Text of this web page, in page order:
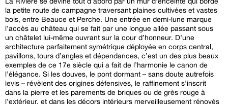
la petite route de campagne traversant plaines cultivées et vastes
bois, entre Beauce et Perche. Une entrée en demi-lune marque
l’accès au château qui se fait par une longue allée passant sous
un châtelet lui-même ouvrant sur la cour d’honneur. D’une
architecture parfaitement symétrique déployée en corps central,
pavillons, tours d’angles et dépendances, c’est un des plus beaux
exemples de ce 17e siècle qui a fait de l’harmonie le canon de
l’élégance. Si les douves, le pont dormant – sans doute autrefois
levis – révèlent des origines défensives, le raffinement s’inscrit
dans la pierre et les parements de briques ou de grès rouge à
l’extérieur, et dans les décors intérieurs merveilleusement rénovés